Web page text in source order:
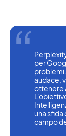
per
problemi
audace,
ottenere
una sfida
campo